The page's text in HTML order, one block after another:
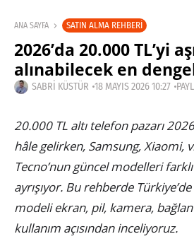
ANA SAYFA SATIN ALMA REHBERI
2026’da 20.000 TL’yi
alınabilecek en
SABRI KÜSTÜR 18 MAYIS 2026 10:27
20.000 TL altı telefon pazarı
hâle gelirken, Samsung, Xiaomi,
Tecno’nun güncel modelleri
ayrışıyor. Bu rehberde
modeli ekran, pil, kamera,
kullanım açısından inceliyoruz.